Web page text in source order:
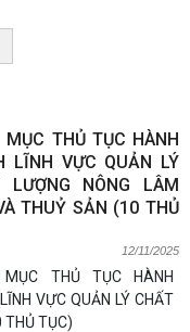
MỤC THỦ TỤC HÀNH
LĨNH VỰC QUẢN LÝ
LƯỢNG NÔNG LÂM
THUỶ SẢN (10 THỦ
12/11/2025
MỤC THỦ TỤC HÀNH
VỰC QUẢN LÝ CHẤT
THỦ TỤC)